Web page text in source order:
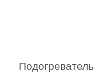
Подогреватель